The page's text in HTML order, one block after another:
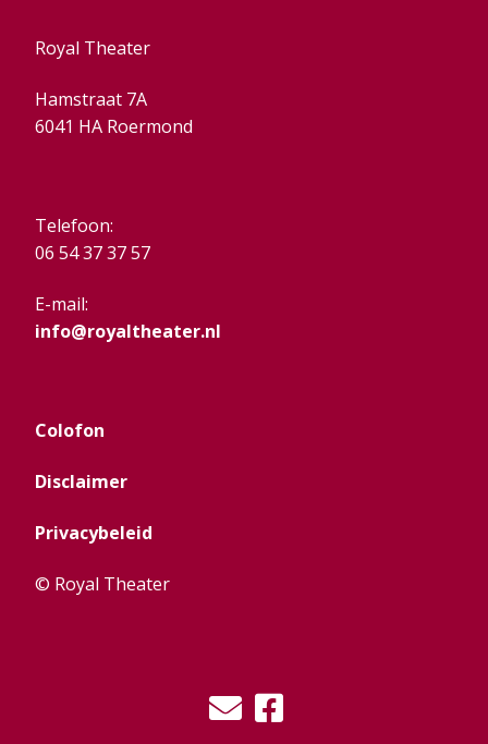
Royal Theater
Hamstraat 7A
6041 HA Roermond
Telefoon:
06 54 37 37 57
E-mail:
info@royaltheater.nl
Colofon
Disclaimer
Privacybeleid
© Royal Theater